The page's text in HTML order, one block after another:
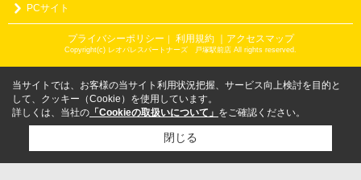
PCサイト
プライバシーポリシー ｜ 利用規約 ｜アクセスマップ
Copyright(c) レオパレスパートナーズ 戸塚駅前店 All rights reserved.
当サイトでは、お客様の当サイト利用状況把握、サービス向上検討を目的と
して、クッキー（Cookie）を使用しています。
詳しくは、当社の 「Cookieの取扱いについて」 をご確認ください。
閉じる